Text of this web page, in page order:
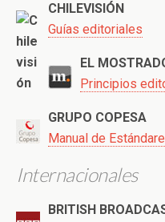
CHILEVISIÓN
Guías editoriales
EL
Principios
GRUPO COPESA
Manual de
Internacionales
BRITISH